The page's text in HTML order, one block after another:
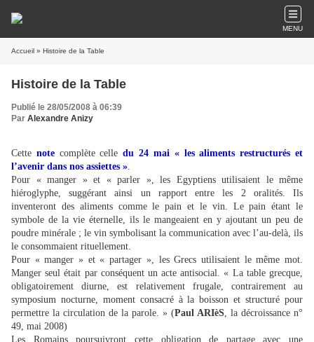
MENU
Accueil » Histoire de la Table
Histoire de la Table
Publié le 28/05/2008 à 06:39
Par Alexandre Anizy
Cette notecomplète celledu 24 mai « les aliments restructurés et
l’avenir dans nos assiettes ».
Pour « manger » et « parler », les Egyptiens utilisaient le même
hiéroglyphe, suggérant ainsi un rapport entre les 2 oralités. Ils
inventeront des aliments comme le pain et le vin. Le pain étant le
symbole de la vie éternelle, ils le mangeaient en y ajoutant un peu de
poudre minérale ; le vin symbolisant la communication avec l’au-delà, ils
le consommaient rituellement.
Pour « manger » et « partager », les Grecs utilisaient le même mot.
Manger seul était par conséquent un acte antisocial. « La table grecque,
obligatoirement diurne, est relativement frugale, contrairement au
symposium nocturne, moment consacré à la boisson et structuré pour
permettre la circulation de la parole. » (Paul ARIèS, la décroissance n°
49, mai 2008)
Les Romains poursuivront cette obligation de partage avec une